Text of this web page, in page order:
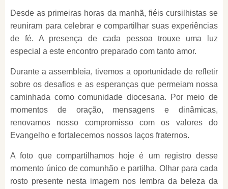
Desde as primeiras horas da manhã, fiéis cursilhistas se
reuniram para celebrar e compartilhar suas experiências
de fé. A presença de cada pessoa trouxe uma luz
especial a este encontro preparado com tanto amor.
Durante a assembleia, tivemos a oportunidade de refletir
sobre os desafios e as esperanças que permeiam nossa
caminhada como comunidade diocesana. Por meio de
momentos de oração, mensagens e dinâmicas,
renovamos nosso compromisso com os valores do
Evangelho e fortalecemos nossos laços fraternos.
A foto que compartilhamos hoje é um registro desse
momento único de comunhão e partilha. Olhar para cada
rosto presente nesta imagem nos lembra da beleza da